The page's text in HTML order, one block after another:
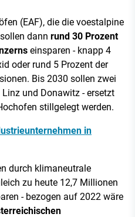
(EAF), die die voestalpine
dann rund 30 Prozent
einsparen - knapp 4
oder rund 5 Prozent der
Bis 2030 sollen zwei
und Donawitz - ersetzt
stillgelegt werden.
in
durch klimaneutrale
zu heute 12,7 Millionen
- bezogen auf 2022 wäre